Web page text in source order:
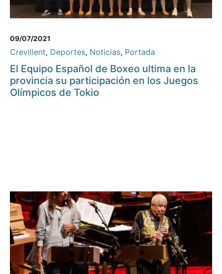
09/07/2021
Crevillent, Deportes, Noticias, Portada
El Equipo Español de Boxeo ultima en la
provincia su participación en los Juegos
Olímpicos de Tokio